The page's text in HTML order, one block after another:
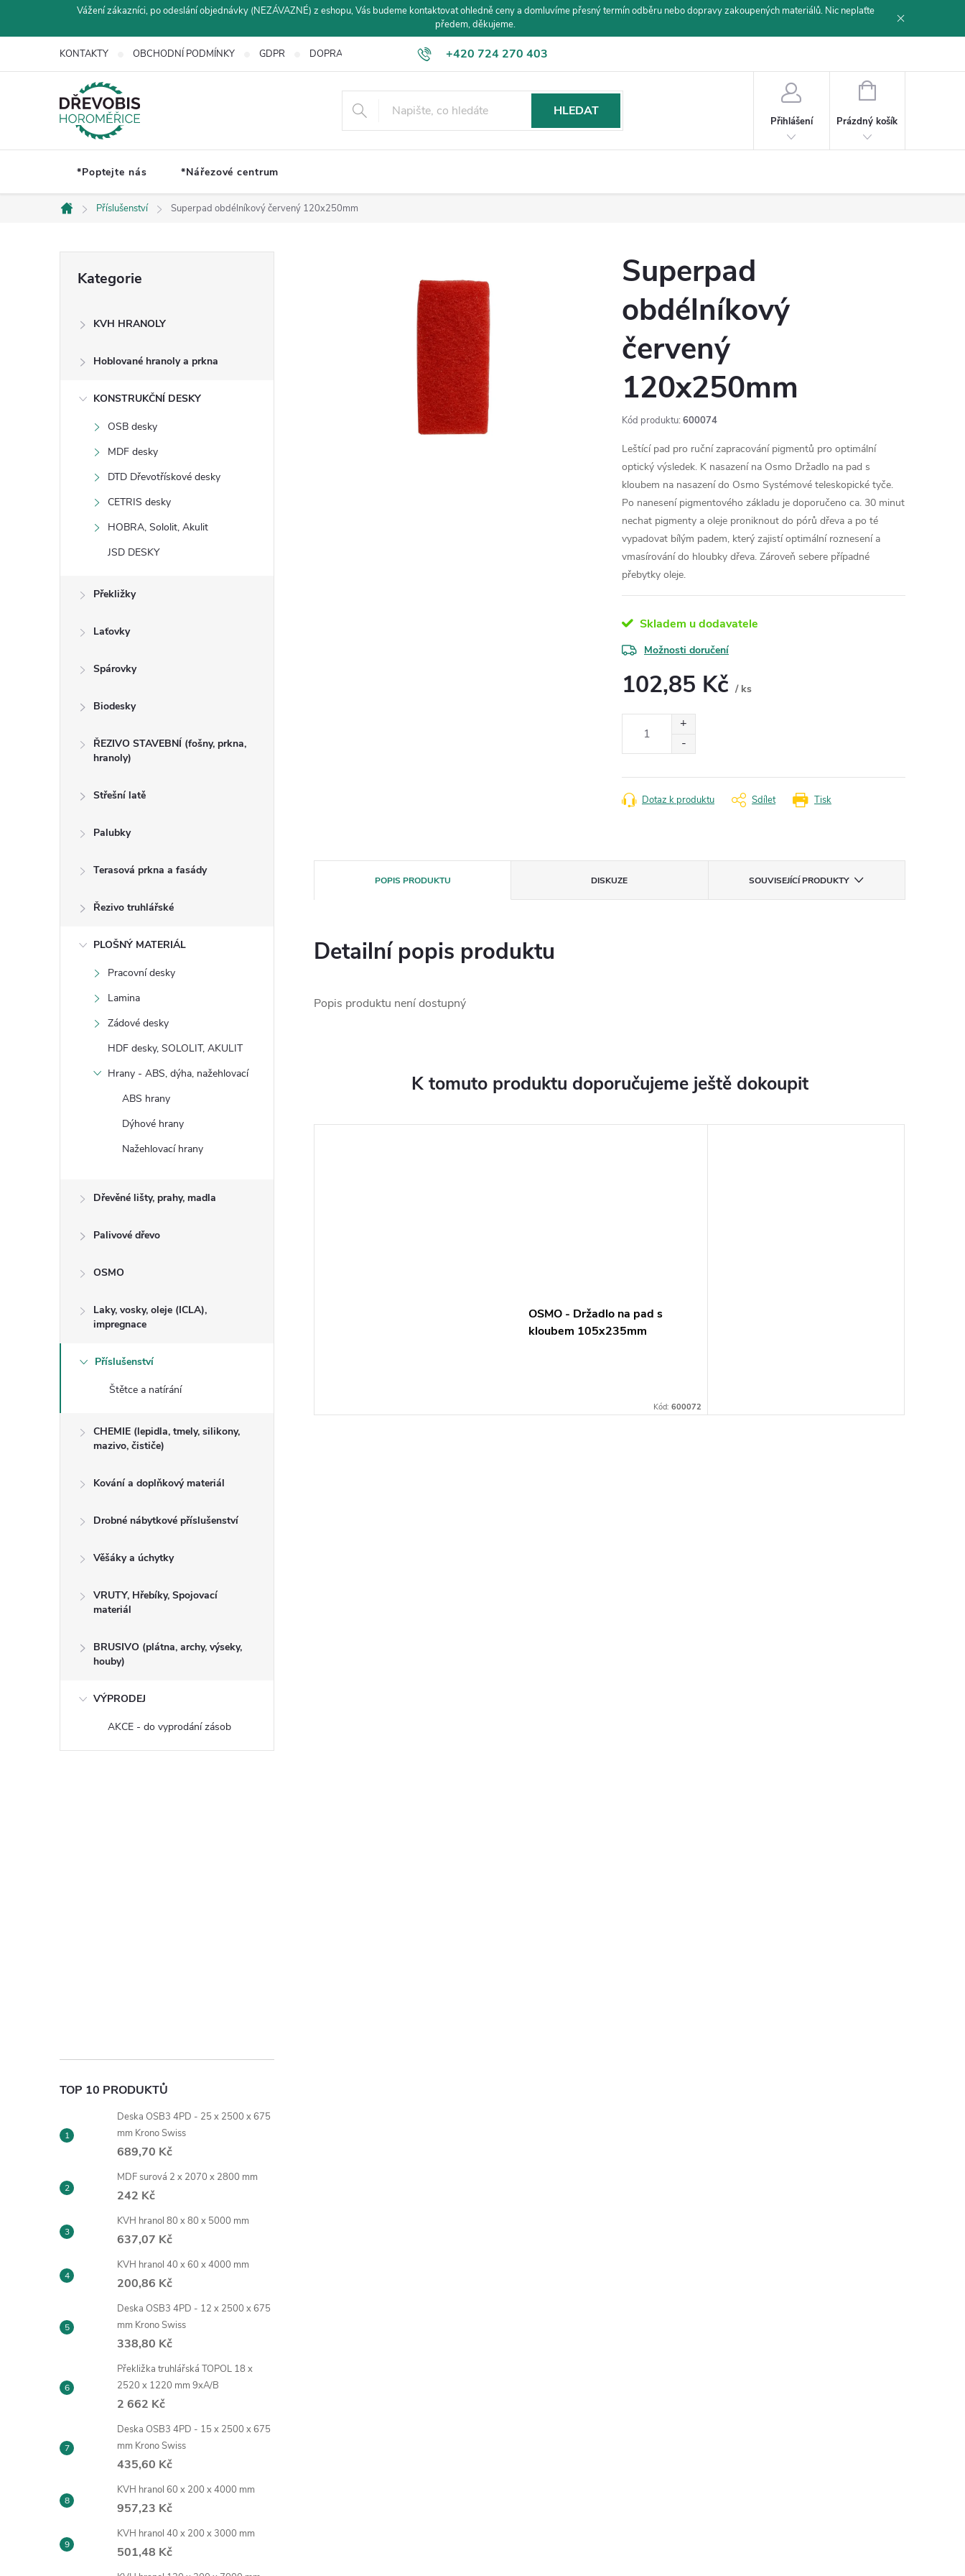
Vážení zákazníci, po odeslání objednávky (NEZÁVAZNÉ) z eshopu, Vás budeme kontaktovat ohledně ceny a domluvíme přesný termín odběru nebo dopravy zakoupených materiálů. Nic neplaťte
předem, děkujeme.
+420 724 270 403
KONTAKTY OBCHODNÍ PODMÍNKY GDPR DOPRAVA A PLATBA
HLEDAT
Přihlášení
NÁKUPNÍ
Prázdný košík
*Poptejte nás *Nářezové centrum
Domů
Příslušenství Superpad obdélníkový červený 120x250mm
kategorie
Kategorie
KVH HRANOLY
Hoblované hranoly a prkna
KONSTRUKČNÍ DESKY
OSB desky
MDF desky
DTD Dřevotřískové desky
CETRIS desky
HOBRA, Sololit, Akulit
JSD DESKY
Překližky
Laťovky
Spárovky
Biodesky
ŘEZIVO STAVEBNÍ (fošny, prkna,
hranoly)
Střešní latě
Palubky
Terasová prkna a fasády
Řezivo truhlářské
PLOŠNÝ MATERIÁL
Pracovní desky
Lamina
Zádové desky
HDF desky, SOLOLIT, AKULIT
Hrany - ABS, dýha, nažehlovací
ABS hrany
Dýhové hrany
Nažehlovací hrany
Dřevěné lišty, prahy, madla
Palivové dřevo
OSMO
Laky, vosky, oleje (ICLA),
impregnace
Příslušenství
Štětce a natírání
CHEMIE (lepidla, tmely, silikony,
mazivo, čističe)
Kování a doplňkový materiál
Drobné nábytkové příslušenství
Věšáky a úchytky
VRUTY, Hřebíky, Spojovací
materiál
BRUSIVO (plátna, archy, výseky,
houby)
VÝPRODEJ
AKCE - do vyprodání zásob
TOP 10 PRODUKTŮ
Deska OSB3 4PD - 25 x 2500 x 675
mm Krono Swiss
689,70 Kč
MDF surová 2 x 2070 x 2800 mm
242 Kč
KVH hranol 80 x 80 x 5000 mm
637,07 Kč
KVH hranol 40 x 60 x 4000 mm
200,86 Kč
Deska OSB3 4PD - 12 x 2500 x 675
mm Krono Swiss
338,80 Kč
Překližka truhlářská TOPOL 18 x
2520 x 1220 mm 9xA/B
2 662 Kč
Deska OSB3 4PD - 15 x 2500 x 675
mm Krono Swiss
435,60 Kč
KVH hranol 60 x 200 x 4000 mm
957,23 Kč
KVH hranol 40 x 200 x 3000 mm
501,48 Kč
Superpad
obdélníkový
červený
120x250mm
Kód produktu: 600074
Leštící pad pro ruční zapracování pigmentů pro optimální
optický výsledek. K nasazení na Osmo Držadlo na pad s
kloubem na nasazení do Osmo Systémové teleskopické tyče.
Po nanesení pigmentového základu je doporučeno ca. 30 minut
nechat pigmenty a oleje proniknout do pórů dřeva a po té
vypadovat bílým padem, který zajistí optimální roznesení a
vmasírování do hloubky dřeva. Zároveň sebere případné
přebytky oleje.
Skladem u dodavatele
Možnosti doručení
102,85 Kč / ks
Tisk
Dotaz k produktu Sdílet
POPIS PRODUKTU DISKUZE SOUVISEJÍCÍ PRODUKTY
Detailní popis produktu
Popis produktu není dostupný
K tomuto produktu doporučujeme ještě dokoupit
OSMO - Držadlo na pad s
kloubem 105x235mm
Kód: 600072